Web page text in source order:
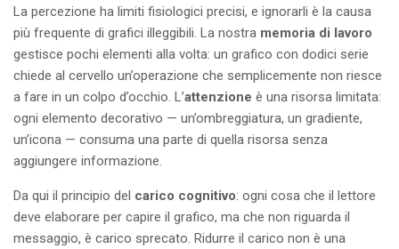
La percezione ha limiti fisiologici precisi, e ignorarli è la causa
più frequente di grafici illeggibili. La nostra memoria di lavoro
gestisce pochi elementi alla volta: un grafico con dodici serie
chiede al cervello un’operazione che semplicemente non riesce
a fare in un colpo d’occhio. L’attenzione è una risorsa limitata:
ogni elemento decorativo — un’ombreggiatura, un gradiente,
un’icona — consuma una parte di quella risorsa senza
aggiungere informazione.
Da qui il principio del carico cognitivo: ogni cosa che il lettore
deve elaborare per capire il grafico, ma che non riguarda il
messaggio, è carico sprecato. Ridurre il carico non è una